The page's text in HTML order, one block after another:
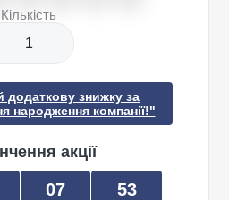
Кількість
додаткову знижку за
народження компанії!"
акції
07 53